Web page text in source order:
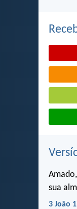
sua
3 João